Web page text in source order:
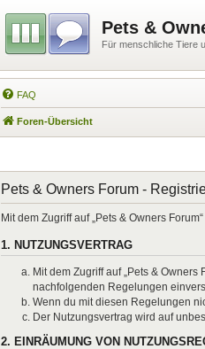
Pets &
Für menschliche Tiere
FAQ
Foren-Übersicht
Pets & Owners Forum -
Mit dem Zugriff auf „Pets & Owners
1. NUTZUNGSVERTRAG
Mit dem Zugriff auf „Pets &
nachfolgenden Regelungen
Wenn du mit diesen Regelungen
Der Nutzungsvertrag wird auf
2. EINRÄUMUNG VON